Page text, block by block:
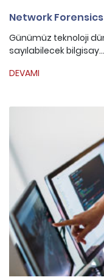
Network Forensics
Günümüz teknoloji
sayılabilecek bilgisay...
DEVAMI